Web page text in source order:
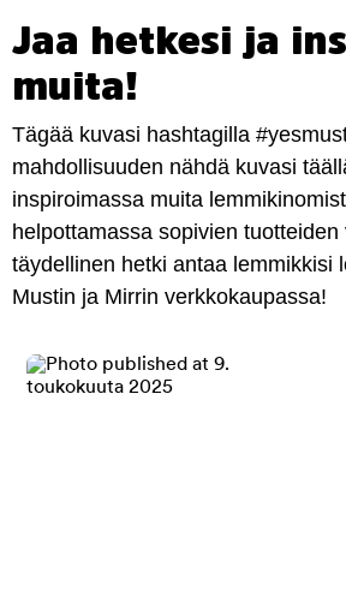
Jaa hetkesi ja
muita!
Tägää kuvasi hashtagilla
mahdollisuuden nähdä kuvasi
inspiroimassa muita
helpottamassa sopivien tuotteiden
täydellinen hetki antaa lemmikkisi
Mustin ja Mirrin verkkokaupassa!